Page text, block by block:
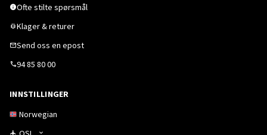
Ofte stilte spørsmål
Klager & returer
Send oss en epost
94 85 80 00
INNSTILLINGER
Norwegian